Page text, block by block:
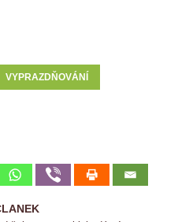
VYPRAZDŇOVÁNÍ